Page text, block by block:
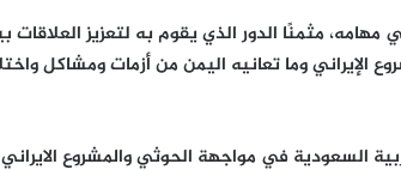
مهامه، مثمنًا الدور الذي يقوم به لتعزيز
وما تعانيه اليمن من أزمات ومشاكل
السعودية في مواجهة الحوثي والمشروع